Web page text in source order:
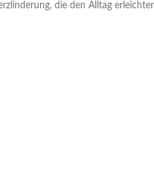
die den Alltag